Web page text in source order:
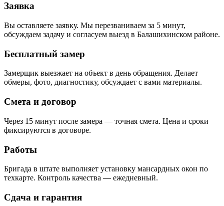
Заявка
Вы оставляете заявку. Мы перезваниваем за 5 минут,
обсуждаем задачу и согласуем выезд в Балашихинском районе.
Бесплатный замер
Замерщик выезжает на объект в день обращения. Делает
обмеры, фото, диагностику, обсуждает с вами материалы.
Смета и договор
Через 15 минут после замера — точная смета. Цена и сроки
фиксируются в договоре.
Работы
Бригада в штате выполняет установку мансардных окон по
техкарте. Контроль качества — ежедневный.
Сдача и гарантия